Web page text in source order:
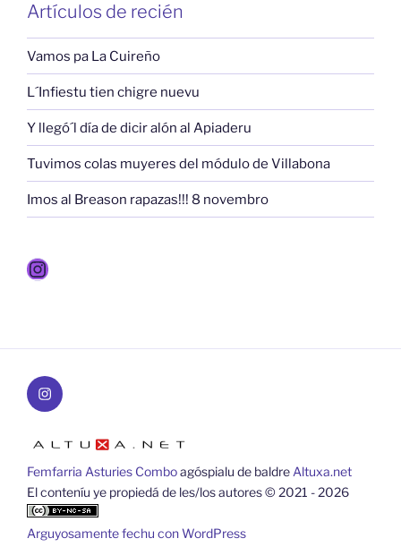
Artículos de recién
Vamos pa La Cuireño
L´Infiestu tien chigre nuevu
Y llegó´l día de dicir alón al Apiaderu
Tuvimos colas muyeres del módulo de Villabona
Imos al Breason rapazas!!! 8 novembro
Instagram
Instagram
Femfarria Asturies Comboagóspialu de baldre Altuxa.net
El conteníu ye propiedá de les/los autores © 2021 - 2026
Arguyosamente fechu con WordPress